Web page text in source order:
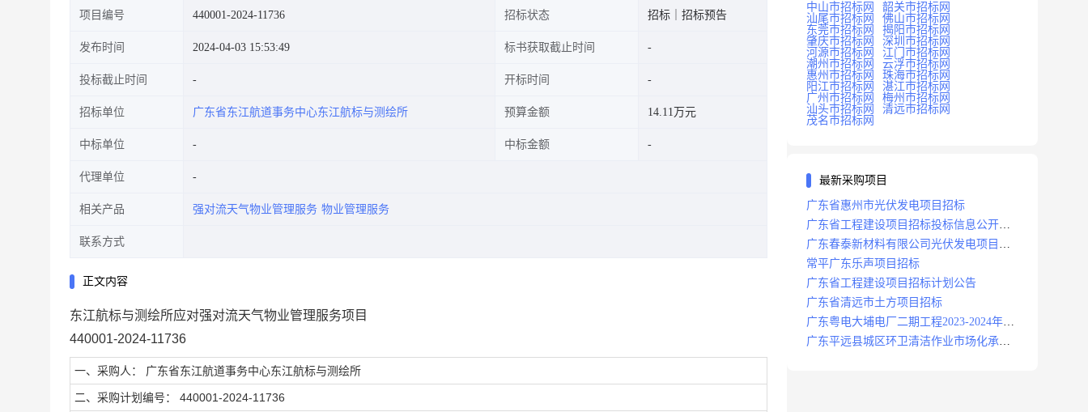
项目编号 440001-2024-11736 招标状态 招标｜招标预告
发布时间 2024-04-03 15:53:49 标书获取截止时间
投标截止时间 开标时间
招标单位 广东省东江航道事务中心东江航标与测绘所 预算金额 14.11万元
中标单位 中标金额
代理单位
相关产品 强对流天气物业管理服务 物业管理服务
联系方式
正文内容
东江航标与测绘所应对强对流天气物业管理服务项目
440001-2024-11736
一、采购人： 广东省东江航道事务中心东江航标与测绘所
二、采购计划编号： 440001-2024-11736
中山市招标网
韶关市招标网
汕尾市招标网
佛山市招标网
东莞市招标网
揭阳市招标网
肇庆市招标网
深圳市招标网
河源市招标网
江门市招标网
潮州市招标网
云浮市招标网
惠州市招标网
珠海市招标网
阳江市招标网
湛江市招标网
广州市招标网
梅州市招标网
汕头市招标网
清远市招标网
茂名市招标网
最新采购项目
广东省惠州市光伏发电项目招标
广东省工程建设项目招标投标信息公开目
录
广东春泰新材料有限公司光伏发电项目招
标
常平广东乐声项目招标
广东省工程建设项目招标计划公告
广东省清远市土方项目招标
广东粤电大埔电厂二期工程2023-2024年度
安保服务项目招标公告
广东平远县城区环卫清洁作业市场化承包